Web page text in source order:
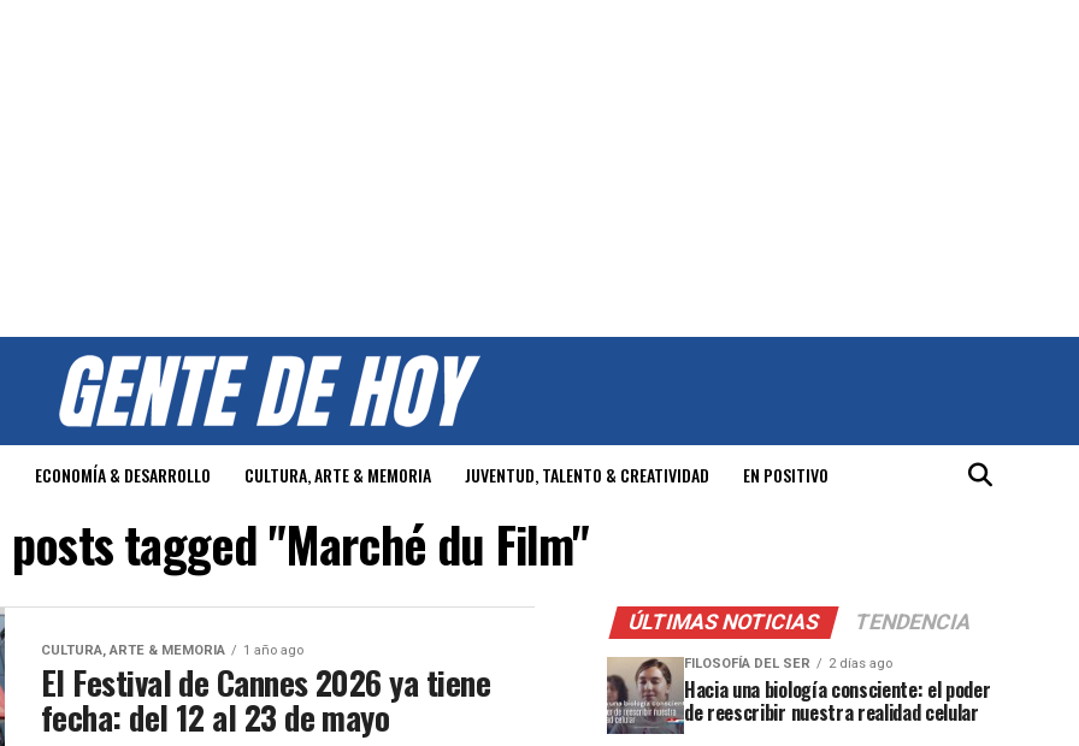
ECONOMÍA & DESARROLLO CULTURA, ARTE & MEMORIA JUVENTUD, TALENTO & CREATIVIDAD EN POSITIVO
tagged "Marché du Film"
CULTURA, ARTE & MEMORIA 1 año ago
El Festival de Cannes 2026 ya tiene
fecha: del 12 al 23 de mayo
ÚLTIMAS NOTICIAS TENDENCIA
FILOSOFÍA DEL SER 2 días ago
Hacia una biología consciente: el poder
de reescribir nuestra realidad celular